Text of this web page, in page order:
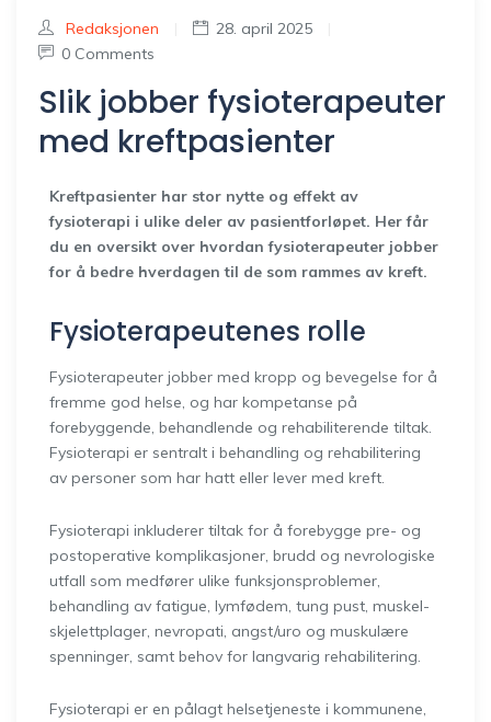
Redaksjonen 28. april 2025
0 Comments
Slik jobber fysioterapeuter
med kreftpasienter
Kreftpasienter har stor nytte og effekt av
fysioterapi i ulike deler av pasientforløpet. Her får
du en oversikt over hvordan fysioterapeuter jobber
for å bedre hverdagen til de som rammes av kreft.
Fysioterapeutenes rolle
Fysioterapeuter jobber med kropp og bevegelse for å
fremme god helse, og har kompetanse på
forebyggende, behandlende og rehabiliterende tiltak.
Fysioterapi er sentralt i behandling og rehabilitering
av personer som har hatt eller lever med kreft.
Fysioterapi inkluderer tiltak for å forebygge pre- og
postoperative komplikasjoner, brudd og nevrologiske
utfall som medfører ulike funksjonsproblemer,
behandling av fatigue, lymfødem, tung pust, muskel-
skjelettplager, nevropati, angst/uro og muskulære
spenninger, samt behov for langvarig rehabilitering.
Fysioterapi er en pålagt helsetjeneste i kommunene,